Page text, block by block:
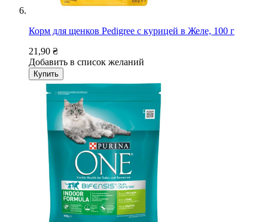
Корм для щенков Pedigree с курицей в Желе, 100 г
21,90 ₴
Добавить в список желаний
Купить